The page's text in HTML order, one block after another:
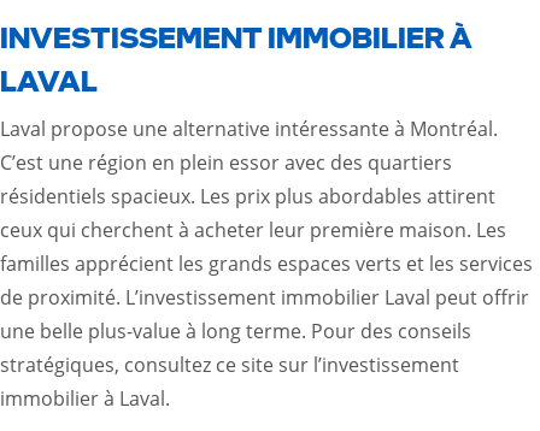
INVESTISSEMENT IMMOBILIER À
LAVAL
Laval propose une alternative intéressante à Montréal.
C’est une région en plein essor avec des quartiers
résidentiels spacieux. Les prix plus abordables attirent
ceux qui cherchent à acheter leur première maison. Les
familles apprécient les grands espaces verts et les services
de proximité. L’investissement immobilier Laval peut offrir
une belle plus-value à long terme. Pour des conseils
stratégiques, consultez ce site sur l’investissement
immobilier à Laval.